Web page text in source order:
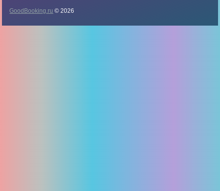
GoodBooking.ru © 2026